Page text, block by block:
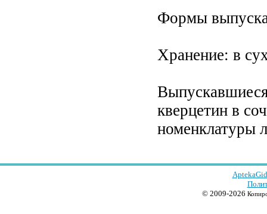
Формы
Хранение: в
кверцетин в
номенклатуры
© 2009-2026